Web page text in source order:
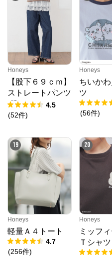
Honeys
【股下６９ｃｍ】
ストレートパンツ
(股下60/63/66/69/
72cm展開)
4.5
(52件)
Honeys
ちいか
ツ
(56件)
19
Honeys
軽量Ａ４トート
4.7
(256件)
20
Honeys
ミッフ
Ｔシャツ